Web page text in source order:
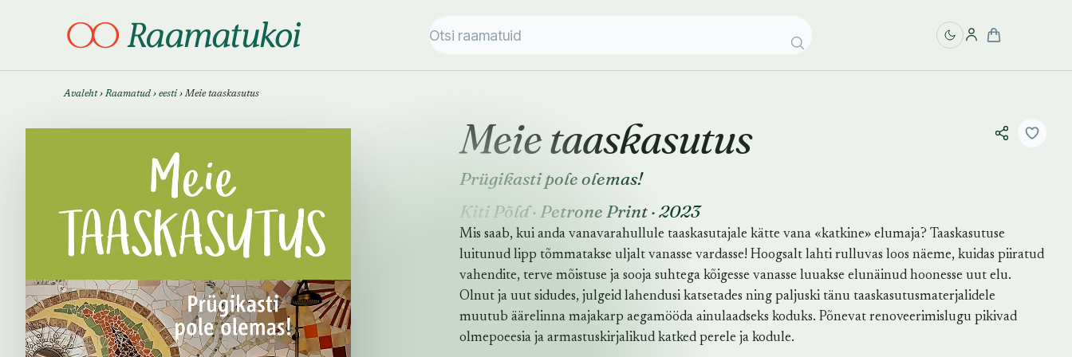
Avaleht› Raamatud › eesti ›Meie taaskasutus
Meie taaskasutus
Prügikasti pole olemas!
Kiti Põld·Petrone Print·2023
Mis saab, kui anda vanavarahullule taaskasutajale kätte vana «katkine» elumaja? Taaskasutuse
luitunud lipp tõmmatakse uljalt vanasse vardasse! Hoogsalt lahti rulluvas loos näeme, kuidas piiratud
vahendite, terve mõistuse ja sooja suhtega kõigesse vanasse luuakse elunäinud hoonesse uut elu.
Olnut ja uut sidudes, julgeid lahendusi katsetades ning paljuski tänu taaskasutusmaterjalidele
muutub äärelinna majakarp aegamööda ainulaadseks koduks. Põnevat renoveerimislugu pikivad
olmepoeesia ja armastuskirjalikud katked perele ja kodule.